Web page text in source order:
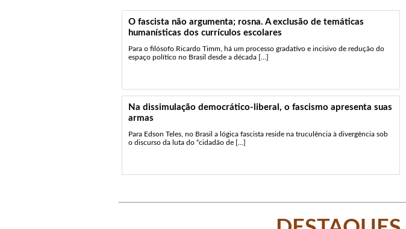
O fascista não argumenta; rosna. A exclusão de temáticas
humanísticas dos currículos escolares
Para o filósofo Ricardo Timm, há um processo gradativo e incisivo de redução do
espaço político no Brasil desde a década [...]
Na dissimulação democrático-liberal, o fascismo apresenta suas
armas
Para Edson Teles, no Brasil a lógica fascista reside na truculência à divergência sob
o discurso da luta do “cidadão de [...]